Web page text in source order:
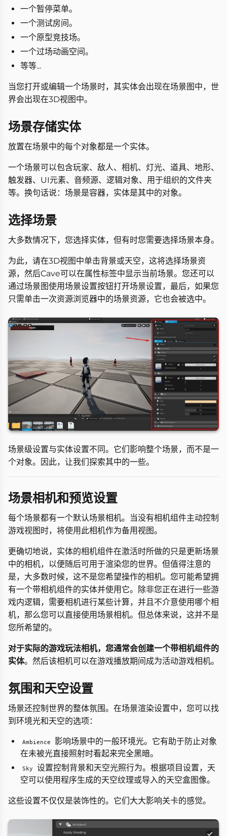
一个暂停菜单。
一个测试房间。
一个原型竞技场。
一个过场动画空间。
等等...
当您打开或编辑一个场景时，其实体会出现在场景图中，世
界会出现在3D视图中。
场景存储实体
放置在场景中的每个对象都是一个实体。
一个场景可以包含玩家、敌人、相机、灯光、道具、地形、
触发器、UI元素、音频源、逻辑对象、用于组织的文件夹
等。换句话说：场景是容器，实体是其中的对象。
选择场景
大多数情况下，您选择实体，但有时您需要选择场景本身。
为此，请在3D视图中单击背景或天空，这将选择场景资
源，然后Cave可以在属性标签中显示当前场景。您还可以
通过场景图使用场景设置按钮打开场景设置，最后，如果您
只需单击一次资源浏览器中的场景资源，它也会被选中。
场景级设置与实体设置不同。它们影响整个场景，而不是一
个对象。因此，让我们探索其中的一些。
场景相机和预览设置
每个场景都有一个默认场景相机。当没有相机组件主动控制
游戏视图时，将使用此相机作为备用视图。
更确切地说，实体的相机组件在激活时所做的只是更新场景
中的相机，以便随后可用于渲染您的世界。但值得注意的
是，大多数时候，这不是您希望操作的相机。您可能希望拥
有一个带相机组件的实体并使用它。除非您正在进行一些游
戏内逻辑，需要相机进行某些计算，并且不介意使用哪个相
机，那么您可以直接使用场景相机。但总体来说，这并不是
您所希望的。
对于实际的游戏玩法相机，您通常会创建一个带相机组件的
实体。然后该相机可以在游戏播放期间成为活动游戏相机。
氛围和天空设置
场景还控制世界的整体氛围。在场景渲染设置中，您可以找
到环境光和天空的选项：
Ambience
影响场景中的一般环境光。它有助于防止对象
在未被光直接照射时看起来完全黑暗。
Sky
设置控制背景和天空光照行为。根据项目设置，天
空可以使用程序生成的天空纹理或导入的天空盒图像。
这些设置不仅仅是装饰性的。它们大大影响关卡的感觉。